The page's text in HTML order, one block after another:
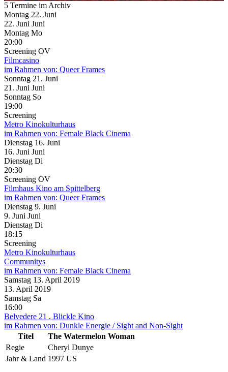
5 Termine im Archiv
Montag 22. Juni
22. Juni Juni
Montag Mo
20:00
Screening OV
Filmcasino
im Rahmen von: Queer Frames
Sonntag 21. Juni
21. Juni Juni
Sonntag So
19:00
Screening
Metro Kinokulturhaus
im Rahmen von: Female Black Cinema
Dienstag 16. Juni
16. Juni Juni
Dienstag Di
20:30
Screening OV
Filmhaus Kino am Spittelberg
im Rahmen von: Queer Frames
Dienstag 9. Juni
9. Juni Juni
Dienstag Di
18:15
Screening
Metro Kinokulturhaus
Communitys
im Rahmen von: Female Black Cinema
Samstag 13. April 2019
13. April 2019
Samstag Sa
16:00
Belvedere 21 , Blickle Kino
im Rahmen von: Dunkle Energie / Sight and Non-Sight
Titel
The Watermelon Woman
Regie
Cheryl Dunye
Jahr & Land 1997 US